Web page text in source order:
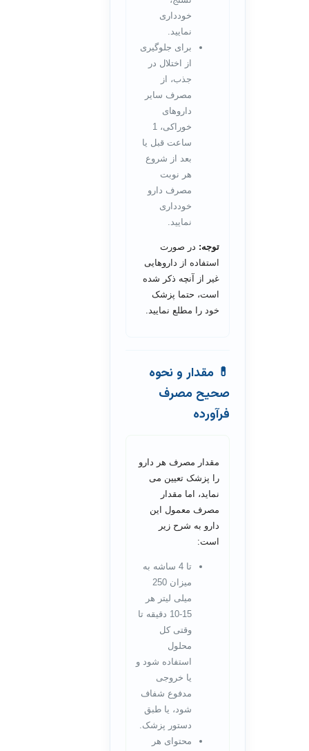
خودداری
نمایید.
برای جلوگیری
از اختلال در
جذب، از
مصرف سایر
داروهای
خوراکی، 1
ساعت قبل یا
بعد از شروع
هر نوبت
مصرف دارو
خودداری
نمایید.
توجه: در صورت
استفاده از داروهایی
غیر از آنچه ذکر شده
است، حتما پزشک
خود را مطلع نمایید.
💊 مقدار و نحوه
صحیح مصرف
فرآورده
مقدار مصرف هر دارو
را پزشک تعیین می
نماید، اما مقدار
مصرف معمول این
دارو به شرح زیر
است:
تا 4 ساشه به
میزان 250
میلی لیتر هر
15-10 دقیقه تا
وقتی کل
محلول
استفاده شود و
یا خروجی
مدفوع شفاف
شود، یا طبق
دستور پزشک.
محتوای هر